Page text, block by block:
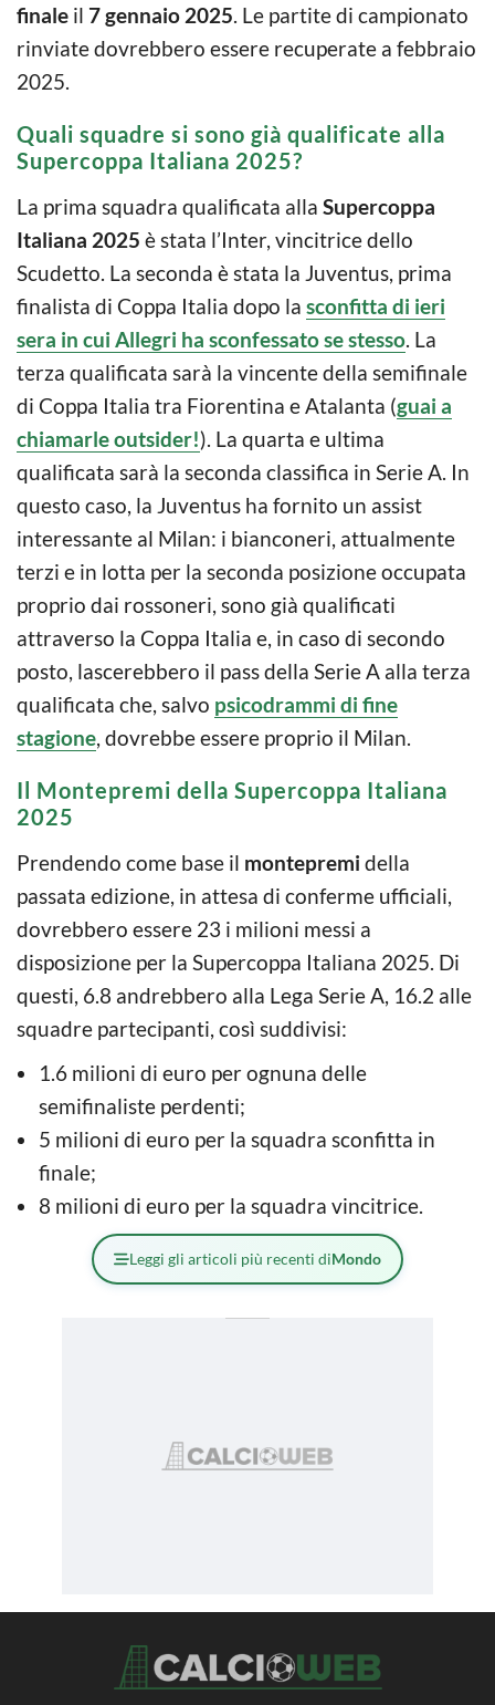
finale il 7 gennaio 2025. Le partite di campionato
rinviate dovrebbero essere recuperate a febbraio
2025.
Quali squadre si sono già qualificate alla
Supercoppa Italiana 2025?
La prima squadra qualificata alla Supercoppa
Italiana 2025 è stata l’Inter, vincitrice dello
Scudetto. La seconda è stata la Juventus, prima
finalista di Coppa Italia dopo la sconfitta di ieri
sera in cui Allegri ha sconfessato se stesso. La
terza qualificata sarà la vincente della semifinale
di Coppa Italia tra Fiorentina e Atalanta (guai a
chiamarle outsider!). La quarta e ultima
qualificata sarà la seconda classifica in Serie A. In
questo caso, la Juventus ha fornito un assist
interessante al Milan: i bianconeri, attualmente
terzi e in lotta per la seconda posizione occupata
proprio dai rossoneri, sono già qualificati
attraverso la Coppa Italia e, in caso di secondo
posto, lascerebbero il pass della Serie A alla terza
qualificata che, salvo psicodrammi di fine
stagione, dovrebbe essere proprio il Milan.
Il Montepremi della Supercoppa Italiana
2025
Prendendo come base il montepremi della
passata edizione, in attesa di conferme ufficiali,
dovrebbero essere 23 i milioni messi a
disposizione per la Supercoppa Italiana 2025. Di
questi, 6.8 andrebbero alla Lega Serie A, 16.2 alle
squadre partecipanti, così suddivisi:
1.6 milioni di euro per ognuna delle
semifinaliste perdenti;
5 milioni di euro per la squadra sconfitta in
finale;
8 milioni di euro per la squadra vincitrice.
Leggi gli articoli più recenti diMondo